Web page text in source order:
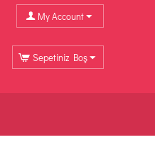
My Account
Sepetiniz Boş